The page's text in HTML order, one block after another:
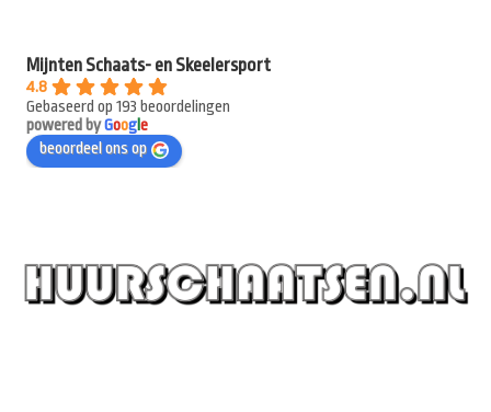
Mijnten Schaats- en Skeelersport
4.8
Gebaseerd op 193 beoordelingen
powered byGoogle
beoordeel ons op